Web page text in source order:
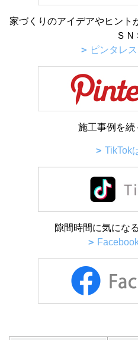
家づくりのアイデアやヒント
ＳＮ
ピンタレ
施工事例を続
TikTok
隙間時間に気にな